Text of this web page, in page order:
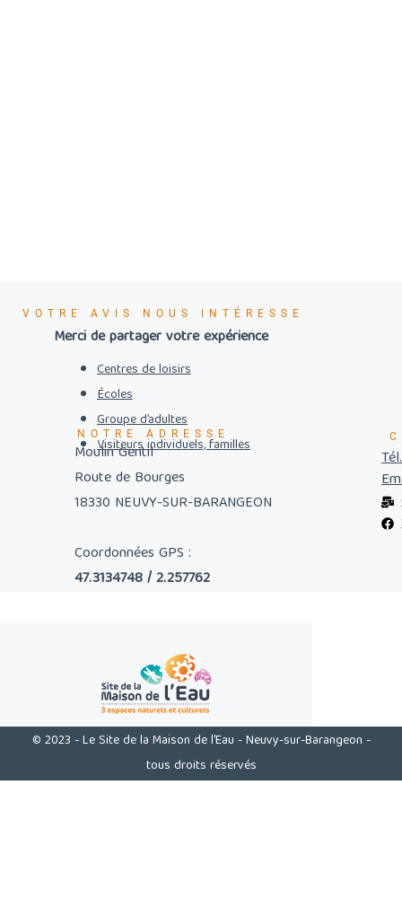
VOTRE AVIS NOUS INTÉRESSE
Merci de partager votre expérience
Centres de loisirs
Écoles
Groupe d’adultes
Visiteurs individuels, familles
NOTRE ADRESSE
Moulin Gentil
Route de Bourges
18330 NEUVY-SUR-BARANGEON
Coordonnées GPS :
47.3134748 / 2.257762
© 2023 - Le Site de la Maison de l'Eau - Neuvy-sur-Barangeon -
tous droits réservés